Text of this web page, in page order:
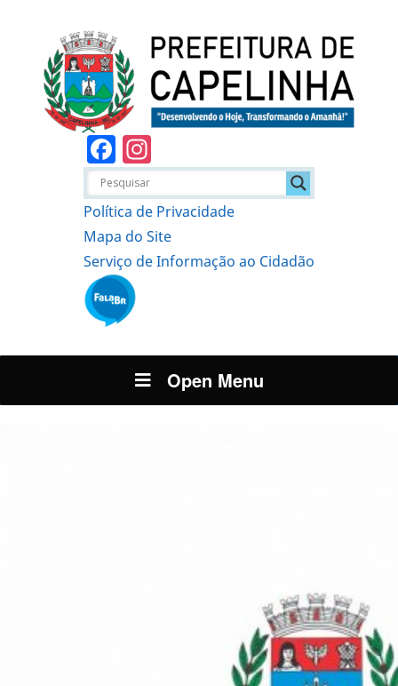
Facebook
Política de Privacidade
Mapa do Site
Serviço de Informação ao Cidadão
Open Menu